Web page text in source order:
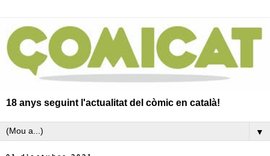
18 anys seguint l'actualitat del còmic en català!
▼